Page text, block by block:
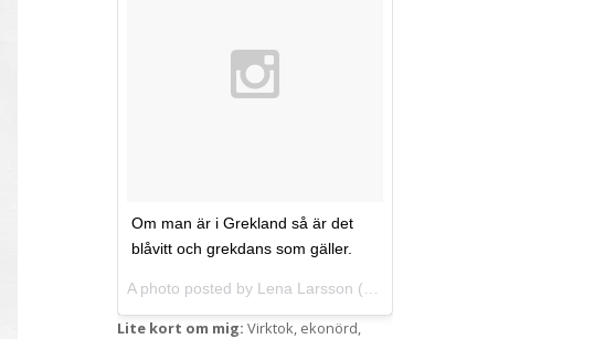
Om man är i Grekland så är det
blåvitt och grekdans som gäller.
Lite kort om mig: Virktok, ekonörd,